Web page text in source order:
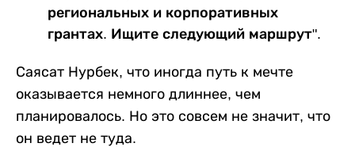
региональных и корпоративных
грантах. Ищите следующий маршрут".
Саясат Нурбек, что иногда путь к мечте
оказывается немного длиннее, чем
планировалось. Но это совсем не значит, что
он ведет не туда.